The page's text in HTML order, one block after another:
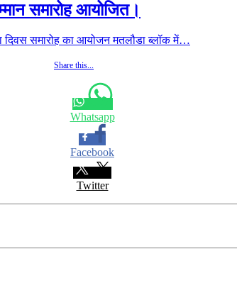
समारोह आयोजित।
दिवस समारोह का आयोजन मतलौडा ब्लॉक में…
Share this...
Whatsapp
Facebook
Twitter